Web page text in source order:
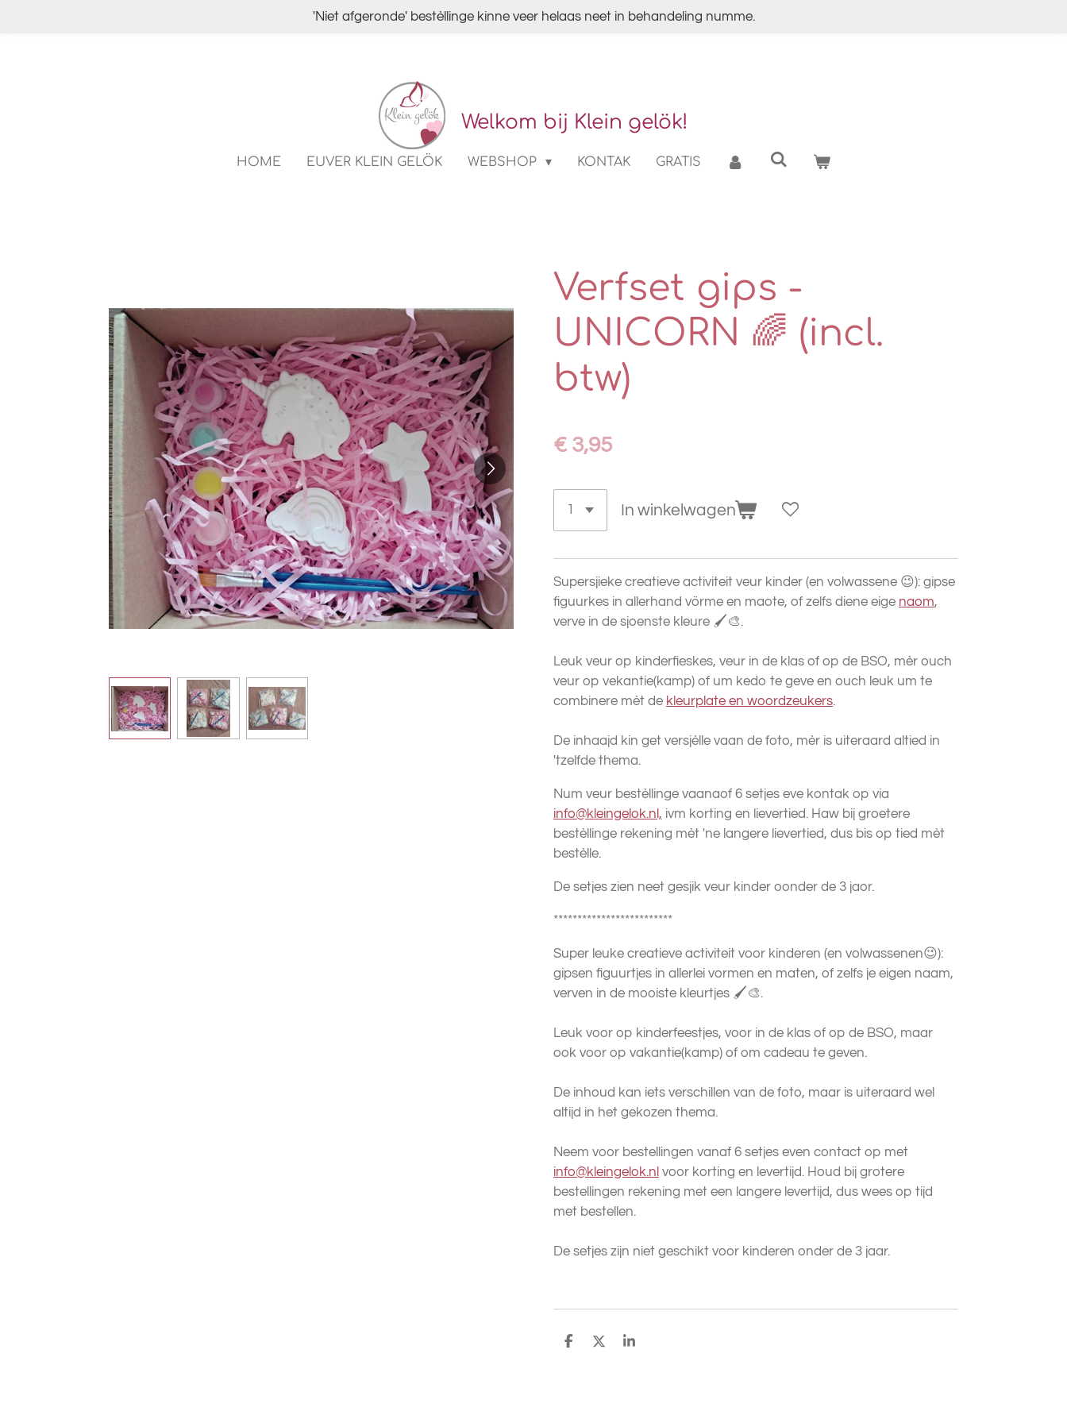
'Niet afgeronde' bestèllinge kinne veer helaas neet in behandeling numme.
Welkom bij Klein gelök!
HOME EUVER KLEIN GELÖK WEBSHOP KONTAK GRATIS
Verfset gips -
UNICORN 🌈 (incl.
btw)
€ 3,95
In winkelwagen
Supersjieke creatieve activiteit veur kinder (en volwassene 😉): gipse
figuurkes in allerhand vörme en maote, of zelfs diene eige naom,
verve in de sjoenste kleure 🖌️🎨.
Leuk veur op kinderfieskes, veur in de klas of op de BSO, mèr ouch
veur op vekantie(kamp) of um kedo te geve en ouch leuk um te
combinere mèt de kleurplate en woordzeukers.
De inhaajd kin get versjèlle vaan de foto, mèr is uiteraard altied in
'tzelfde thema.
Num veur bestèllinge vaanaof 6 setjes eve kontak op via
info@kleingelok.nl, ivm korting en lievertied. Haw bij groetere
bestèllinge rekening mèt 'ne langere lievertied, dus bis op tied mèt
bestèlle.
De setjes zien neet gesjik veur kinder oonder de 3 jaor.
*************************
Super leuke creatieve activiteit voor kinderen (en volwassenen😉):
gipsen figuurtjes in allerlei vormen en maten, of zelfs je eigen naam,
verven in de mooiste kleurtjes 🖌️🎨.
Leuk voor op kinderfeestjes, voor in de klas of op de BSO, maar
ook voor op vakantie(kamp) of om cadeau te geven.
De inhoud kan iets verschillen van de foto, maar is uiteraard wel
altijd in het gekozen thema.
Neem voor bestellingen vanaf 6 setjes even contact op met
info@kleingelok.nl voor korting en levertijd. Houd bij grotere
bestellingen rekening met een langere levertijd, dus wees op tijd
met bestellen.
De setjes zijn niet geschikt voor kinderen onder de 3 jaar.
D
D
S